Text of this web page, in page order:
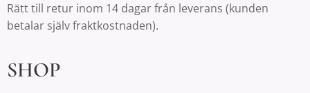
Rätt till retur inom 14 dagar från leverans (kunden
betalar själv fraktkostnaden).
SHOP